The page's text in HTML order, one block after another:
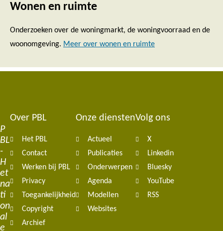
Wonen en ruimte
Onderzoeken over de woningmarkt, de woningvoorraad en de
woonomgeving. Meer over wonen en ruimte
P
BL
-
H
et
na
ti
on
al
e
Footer
navigation
Over PBL
Het PBL
Contact
Werken bij PBL
Privacy
Toegankelijkheid
Copyright
Archief
Onze diensten
Actueel
Publicaties
Onderwerpen
Agenda
Modellen
Websites
Volg ons
X
Linkedin
Bluesky
YouTube
RSS